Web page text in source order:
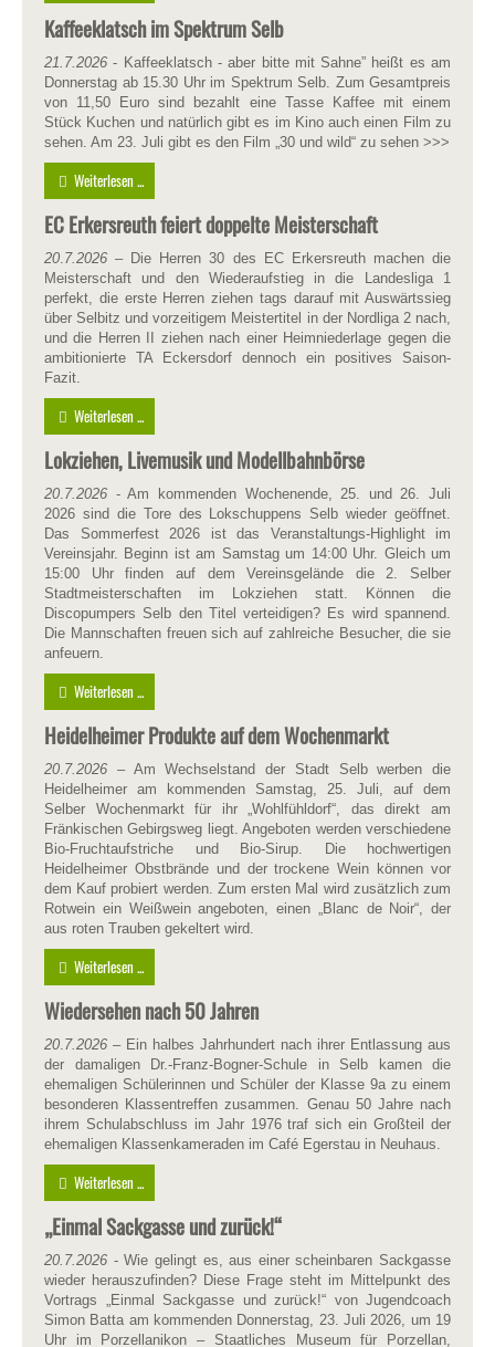
Kaffeeklatsch im Spektrum Selb
21.7.2026 - Kaffeeklatsch - aber bitte mit Sahne” heißt es am
Donnerstag ab 15.30 Uhr im Spektrum Selb. Zum Gesamtpreis
von 11,50 Euro sind bezahlt eine Tasse Kaffee mit einem
Stück Kuchen und natürlich gibt es im Kino auch einen Film zu
sehen. Am 23. Juli gibt es den Film „30 und wild“ zu sehen >>>
Weiterlesen ...
EC Erkersreuth feiert doppelte Meisterschaft
20 7.2026 – Die Herren 30 des EC Erkersreuth machen die
Meisterschaft und den Wiederaufstieg in die Landesliga 1
perfekt, die erste Herren ziehen tags darauf mit Auswärtssieg
über Selbitz und vorzeitigem Meistertitel in der Nordliga 2 nach,
und die Herren II ziehen nach einer Heimniederlage gegen die
ambitionierte TA Eckersdorf dennoch ein positives Saison-
Fazit.
Weiterlesen ...
Lokziehen, Livemusik und Modellbahnbörse
20 7.2026 - Am kommenden Wochenende, 25. und 26. Juli
2026 sind die Tore des Lokschuppens Selb wieder geöffnet.
Das Sommerfest 2026 ist das Veranstaltungs-Highlight im
Vereinsjahr. Beginn ist am Samstag um 14:00 Uhr. Gleich um
15:00 Uhr finden auf dem Vereinsgelände die 2. Selber
Stadtmeisterschaften im Lokziehen statt. Können die
Discopumpers Selb den Titel verteidigen? Es wird spannend.
Die Mannschaften freuen sich auf zahlreiche Besucher, die sie
anfeuern.
Weiterlesen ...
Heidelheimer Produkte auf dem Wochenmarkt
20 7.2026 – Am Wechselstand der Stadt Selb werben die
Heidelheimer am kommenden Samstag, 25. Juli, auf dem
Selber Wochenmarkt für ihr „Wohlfühldorf“, das direkt am
Fränkischen Gebirgsweg liegt. Angeboten werden verschiedene
Bio-Fruchtaufstriche und Bio-Sirup. Die hochwertigen
Heidelheimer Obstbrände und der trockene Wein können vor
dem Kauf probiert werden. Zum ersten Mal wird zusätzlich zum
Rotwein ein Weißwein angeboten, einen „Blanc de Noir“, der
aus roten Trauben gekeltert wird.
Weiterlesen ...
Wiedersehen nach 50 Jahren
20 7.2026 – Ein halbes Jahrhundert nach ihrer Entlassung aus
der damaligen Dr.-Franz-Bogner-Schule in Selb kamen die
ehemaligen Schülerinnen und Schüler der Klasse 9a zu einem
besonderen Klassentreffen zusammen. Genau 50 Jahre nach
ihrem Schulabschluss im Jahr 1976 traf sich ein Großteil der
ehemaligen Klassenkameraden im Café Egerstau in Neuhaus.
Weiterlesen ...
„Einmal Sackgasse und zurück!“
20.7.2026 - Wie gelingt es, aus einer scheinbaren Sackgasse
wieder herauszufinden? Diese Frage steht im Mittelpunkt des
Vortrags „Einmal Sackgasse und zurück!“ von Jugendcoach
Simon Batta am kommenden Donnerstag, 23. Juli 2026, um 19
Uhr im Porzellanikon – Staatliches Museum für Porzellan,